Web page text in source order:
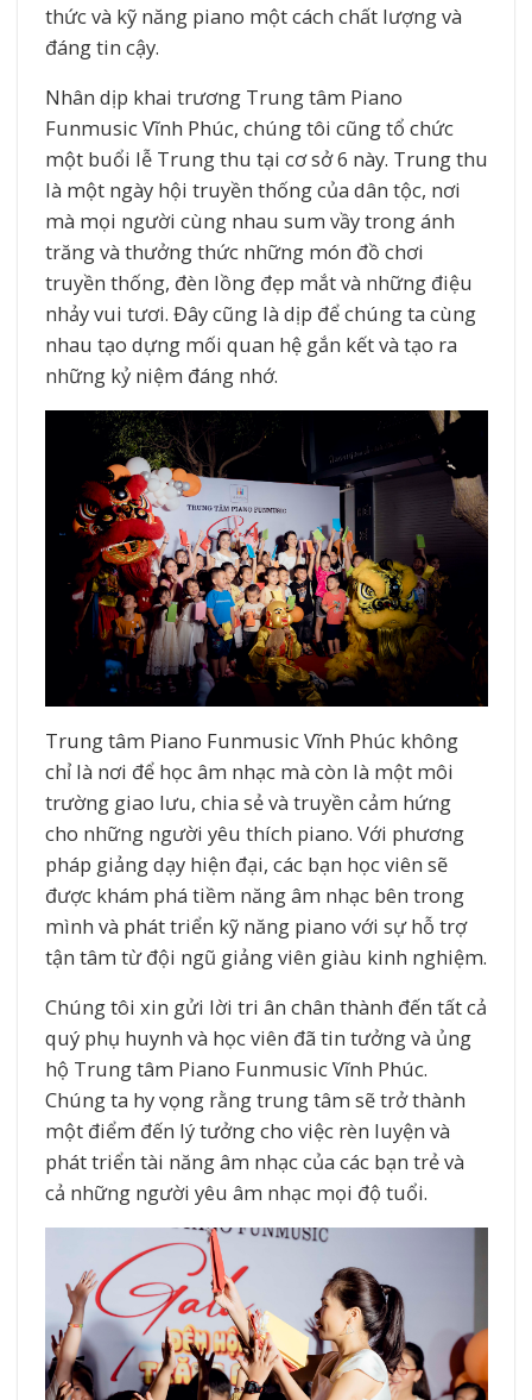
thức và kỹ năng piano một cách chất lượng và
đáng tin cậy.
Nhân dịp khai trương Trung tâm Piano
Funmusic Vĩnh Phúc, chúng tôi cũng tổ chức
một buổi lễ Trung thu tại cơ sở 6 này. Trung thu
là một ngày hội truyền thống của dân tộc, nơi
mà mọi người cùng nhau sum vầy trong ánh
trăng và thưởng thức những món đồ chơi
truyền thống, đèn lồng đẹp mắt và những điệu
nhảy vui tươi. Đây cũng là dịp để chúng ta cùng
nhau tạo dựng mối quan hệ gắn kết và tạo ra
những kỷ niệm đáng nhớ.
Trung tâm Piano Funmusic Vĩnh Phúc không
chỉ là nơi để học âm nhạc mà còn là một môi
trường giao lưu, chia sẻ và truyền cảm hứng
cho những người yêu thích piano. Với phương
pháp giảng dạy hiện đại, các bạn học viên sẽ
được khám phá tiềm năng âm nhạc bên trong
mình và phát triển kỹ năng piano với sự hỗ trợ
tận tâm từ đội ngũ giảng viên giàu kinh nghiệm.
Chúng tôi xin gửi lời tri ân chân thành đến tất cả
quý phụ huynh và học viên đã tin tưởng và ủng
hộ Trung tâm Piano Funmusic Vĩnh Phúc.
Chúng ta hy vọng rằng trung tâm sẽ trở thành
một điểm đến lý tưởng cho việc rèn luyện và
phát triển tài năng âm nhạc của các bạn trẻ và
cả những người yêu âm nhạc mọi độ tuổi.